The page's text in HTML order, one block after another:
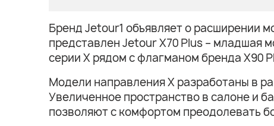
Бренд Jetour1 объявляет о расширении
представлен Jetour X70 Plus – младшая
серии X рядом с флагманом бренда X90
Модели направления X разработаны в
Увеличенное пространство в салоне и
позволяют с комфортом преодолевать